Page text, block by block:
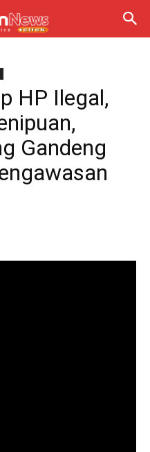
HP Ilegal,
Gandeng